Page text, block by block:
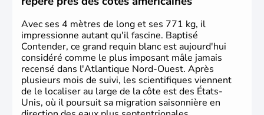
en 1776 et adoptent leur première constitution en 1787.
La conquête de l'Ouest marque ensuite l'entrée dans une
phase de développement intense.
Avec ses 4 mètres de long et ses 771 kg, il
impressionne autant qu'il fascine. Baptisé
Contender, ce grand requin blanc est aujourd'hui
considéré comme le plus imposant mâle jamais
recensé dans l'Atlantique Nord-Ouest. Après
plusieurs mois de suivi, les scientifiques viennent
de le localiser au large de la côte est des États-
Unis, où il poursuit sa migration saisonnière en